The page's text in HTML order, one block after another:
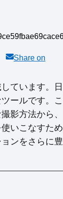
Share on
ています。日
ールです。こ
影方法から、
いこなすため
ンをさらに豊